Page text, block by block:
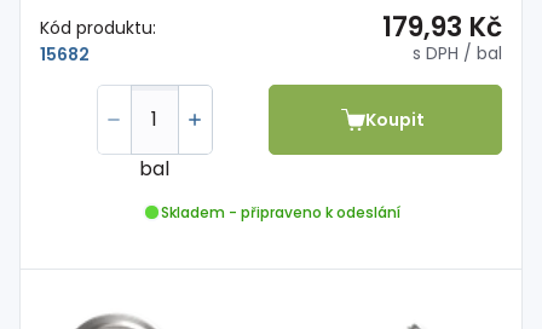
Kód produktu:
15682
179,93 Kč
s DPH / bal
bal
Koupit
Skladem - připraveno k odeslání